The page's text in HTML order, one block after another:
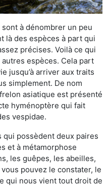
à dénombrer un peu
là des espèces à part qui
précises. Voilà ce qui
espèces. Cela part
jusqu’à arriver aux traits
simplement. De nom
asiatique est présenté
hyménoptère qui fait
vespidae.
qui possèdent deux paires
et à métamorphose
les guêpes, les abeilles,
pouvez le constater, le
qui nous vient tout droit de